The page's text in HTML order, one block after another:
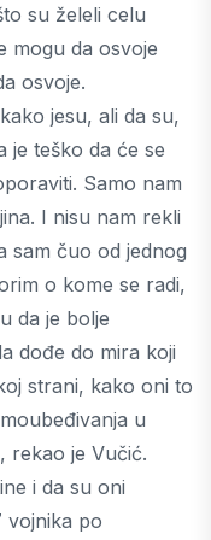
su želeli celu
mogu da osvoje
osvoje.
jesu, ali da su,
je teško da će se
Samo nam
I nisu nam rekli
sam čuo od jednog
o kome se radi,
da je bolje
dođe do mira koji
strani, kako oni to
u
rekao je Vučić.
i da su oni
vojnika po